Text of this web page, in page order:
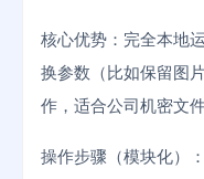
核心优势：完全本地
换参数（比如保留图
作，适合公司机密文
操作步骤（模块化）：